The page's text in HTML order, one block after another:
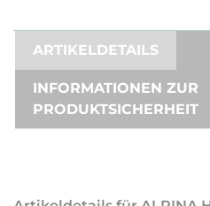
ARTIKELDETAILS
INFORMATIONEN ZUR
PRODUKTSICHERHEIT